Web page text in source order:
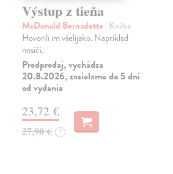
Výstup z tieňa
McDonald Bernadette | Kniha
Hovorili im všelijako. Napríklad
nosiči.
Predpredaj, vychádza
20.8.2026, zasielame do 5 dní
od vydania
23,72 €
27,90 € ?